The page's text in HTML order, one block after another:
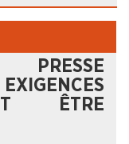
PRESSE
ÊTRE